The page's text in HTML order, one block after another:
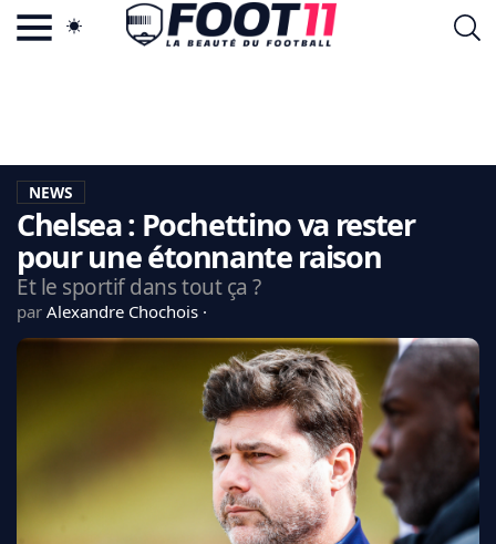
LA CHARTE
VIE PRIVÉE
CGU
CONTACTEZ-NOUS
REAL MADRID
NEWS
Chelsea : Pochettino va rester
pour une étonnante raison
Et le sportif dans tout ça ?
par Alexandre Chochois